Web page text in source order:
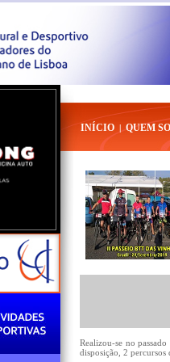
INÍCIO | QUEM
Realizou-se no
disposição, 2 percursos